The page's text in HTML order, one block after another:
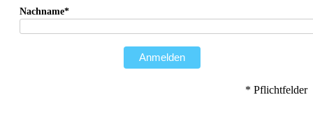
Nachname*
Anmelden
* Pflichtfelder